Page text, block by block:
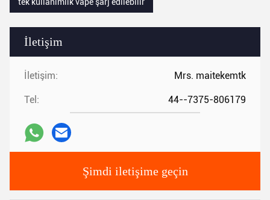
İletişim
İletişim: Mrs. maitekemtk
Tel: 44--7375-806179
Şimdi iletişime geçin